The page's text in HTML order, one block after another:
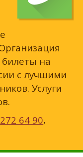
на
с лучшими
Услуги
64 90,